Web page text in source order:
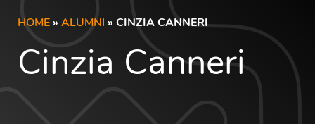
HOME » ALUMNI » CINZIA CANNERI
Cinzia Canneri